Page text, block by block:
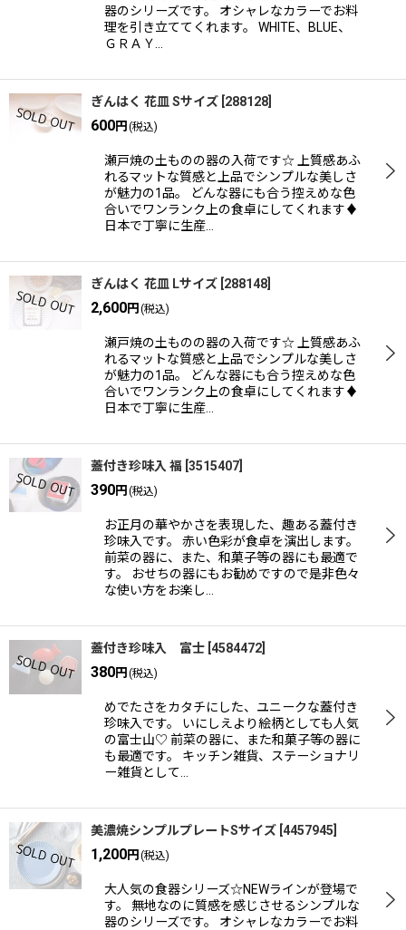
器のシリーズです。 オシャレなカラーでお料
理を引き立ててくれます。 WHITE、BLUE、
ＧＲＡＹ…
ぎんはく 花皿 Sサイズ 288128
600円 (税込)
瀬戸焼の土ものの器の入荷です☆ 上質感あふ
れるマットな質感と上品でシンプルな美しさ
が魅力の1品。 どんな器にも合う控えめな色
合いでワンランク上の食卓にしてくれます♦
日本で丁寧に生産…
ぎんはく 花皿 Lサイズ 288148
2,600円 (税込)
瀬戸焼の土ものの器の入荷です☆ 上質感あふ
れるマットな質感と上品でシンプルな美しさ
が魅力の1品。 どんな器にも合う控えめな色
合いでワンランク上の食卓にしてくれます♦
日本で丁寧に生産…
蓋付き珍味入 福 3515407
390円 (税込)
お正月の華やかさを表現した、趣ある蓋付き
珍味入です。 赤い色彩が食卓を演出します。
前菜の器に、また、和菓子等の器にも最適で
す。 おせちの器にもお勧めですので是非色々
な使い方をお楽し…
蓋付き珍味入 富士 4584472
380円 (税込)
めでたさをカタチにした、ユニークな蓋付き
珍味入です。 いにしえより絵柄としても人気
の富士山♡ 前菜の器に、また和菓子等の器に
も最適です。 キッチン雑貨、ステーショナリ
ー雑貨として…
美濃焼シンプルプレートSサイズ 4457945
1,200円 (税込)
大人気の食器シリーズ☆NEWラインが登場で
す。 無地なのに質感を感じさせるシンプルな
器のシリーズです。 オシャレなカラーでお料